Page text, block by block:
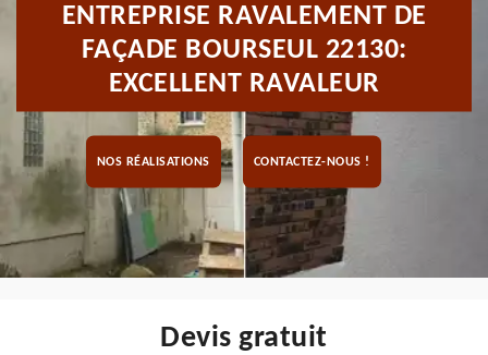
ENTREPRISE RAVALEMENT DE
FAÇADE BOURSEUL 22130:
EXCELLENT RAVALEUR
NOS RÉALISATIONS CONTACTEZ-NOUS !
Devis gratuit